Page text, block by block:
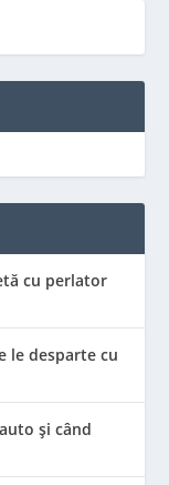
cu perlator
le desparte cu
și când